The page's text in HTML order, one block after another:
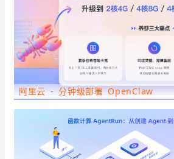
阿里云 - 分钟级部署 OpenClaw